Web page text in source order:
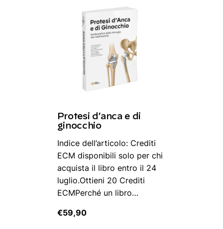
Protesi d’anca e di
ginocchio
Indice dell’articolo: Crediti
ECM disponibili solo per chi
acquista il libro entro il 24
luglio.Ottieni 20 Crediti
ECMPerché un libro…
€59,90